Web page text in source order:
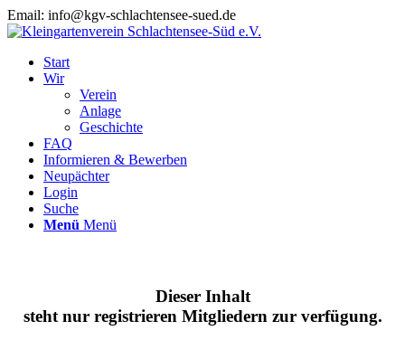
Email: info@kgv-schlachtensee-sued.de
Start
Wir
Verein
Anlage
Geschichte
FAQ
Informieren & Bewerben
Neupächter
Login
Suche
Menü Menü
Dieser Inhalt
steht nur registrieren Mitgliedern zur verfügung.